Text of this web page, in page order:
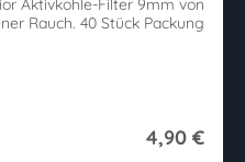
Aktivkohle-Filter 9mm von
Rauch. 40 Stück Packung
4,90 €